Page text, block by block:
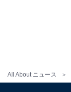
All About ニュース